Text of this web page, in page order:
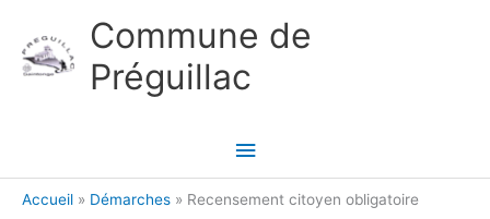
Commune de
Préguillac
Menu
principal
Accueil Démarches Recensement citoyen obligatoire